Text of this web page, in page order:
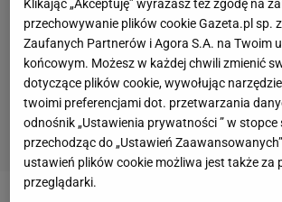
Klikając „Akceptuję” wyrażasz też zgodę na
przechowywanie plików cookie Gazeta.pl sp.
Zaufanych Partnerów i Agora S.A. na Twoim
końcowym. Możesz w każdej chwili zmienić
dotyczące plików cookie, wywołując
twoimi preferencjami dot. przetwarzania
odnośnik „Ustawienia prywatności ” w stopce
przechodząc do „Ustawień
ustawień plików cookie możliwa jest także za
przeglądarki.